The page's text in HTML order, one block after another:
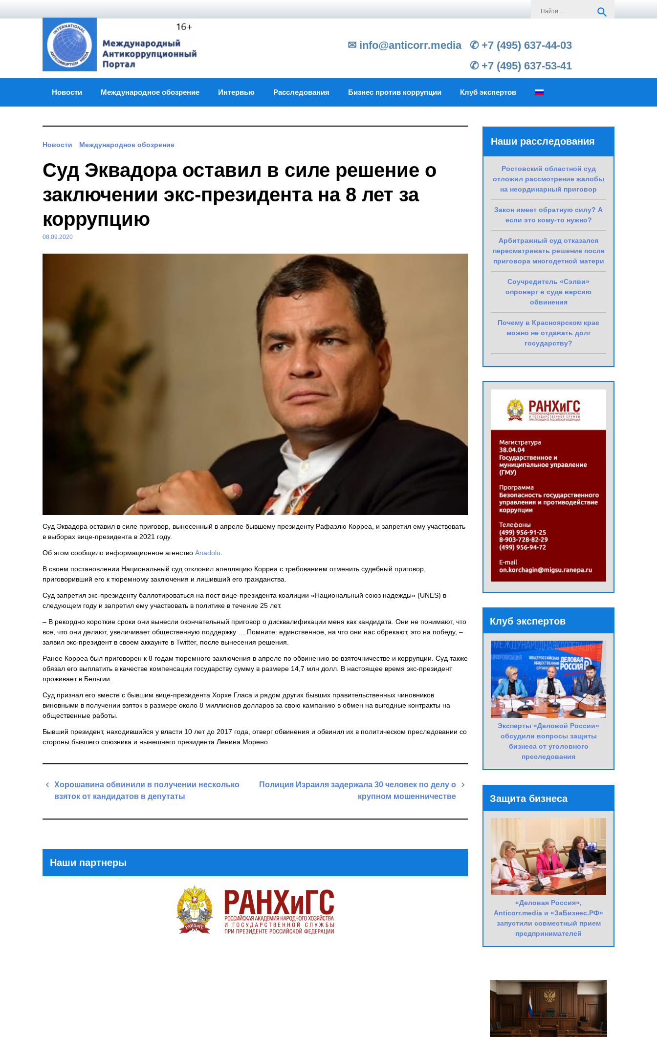
search
✉ info@anticorr.media
✆ +7 (495) 637-44-03
✆ +7 (495) 637-53-41
Новости Международное обозрение Интервью Расследования Бизнес против коррупции Клуб экспертов
Новости Международное обозрение
Суд Эквадора оставил в силе решение о
заключении экс-президента на 8 лет за
коррупцию
08.09.2020
Суд Эквадора оставил в силе приговор, вынесенный в апреле бывшему президенту Рафаэлю Корреа, и запретил ему участвовать
в выборах вице-президента в 2021 году.
Об этом сообщило информационное агенство Anadolu.
В своем постановлении Национальный суд отклонил апелляцию Корреа с требованием отменить судебный приговор,
приговоривший его к тюремному заключения и лишивший его гражданства.
Суд запретил экс-президенту баллотироваться на пост вице-президента коалиции «Национальный союз надежды» (UNES) в
следующем году и запретил ему участвовать в политике в течение 25 лет.
– В рекордно короткие сроки они вынесли окончательный приговор о дисквалификации меня как кандидата. Они не понимают, что
все, что они делают, увеличивает общественную поддержку … Помните: единственное, на что они нас обрекают, это на победу, –
заявил экс-президент в своем аккаунте в Twitter, после вынесения решения.
Ранее Корреа был приговорен к 8 годам тюремного заключения в апреле по обвинению во взяточничестве и коррупции. Суд также
обязал его выплатить в качестве компенсации государству сумму в размере 14,7 млн долл. В настоящее время экс-президент
проживает в Бельгии.
Суд признал его вместе с бывшим вице-президента Хорхе Гласа и рядом других бывших правительственных чиновников
виновными в получении взяток в размере около 8 миллионов долларов за свою кампанию в обмен на выгодные контракты на
общественные работы.
Бывший президент, находившийся у власти 10 лет до 2017 года, отверг обвинения и обвинил их в политическом преследовании со
стороны бывшего союзника и нынешнего президента Ленина Морено.
Навигация
по
Хорошавина обвинили в получении несколько
взяток от кандидатов в депутаты
Полиция Израиля задержала 30 человек по делу о
крупном мошенничестве
Наши партнеры
Наши расследования
Ростовский областной суд
отложил рассмотрение жалобы
на неординарный приговор
Закон имеет обратную силу? А
если это кому-то нужно?
Арбитражный суд отказался
пересматривать решение после
приговора многодетной матери
Соучредитель «Сэлви»
опроверг в суде версию
обвинения
Почему в Красноярском крае
можно не отдавать долг
государству?
Клуб экспертов
Эксперты «Деловой России»
обсудили вопросы защиты
бизнеса от уголовного
преследования
Защита бизнеса
«Деловая Россия»,
Anticorr.media и «ЗаБизнес.РФ»
запустили совместный прием
предпринимателей